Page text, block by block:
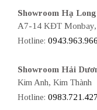
Showroom Hạ
A7-14 KĐT Monbay,
Hotline: 0943.963.966
Showroom Hải
Kim Anh, Kim Thành
Hotline: 0983.721.427